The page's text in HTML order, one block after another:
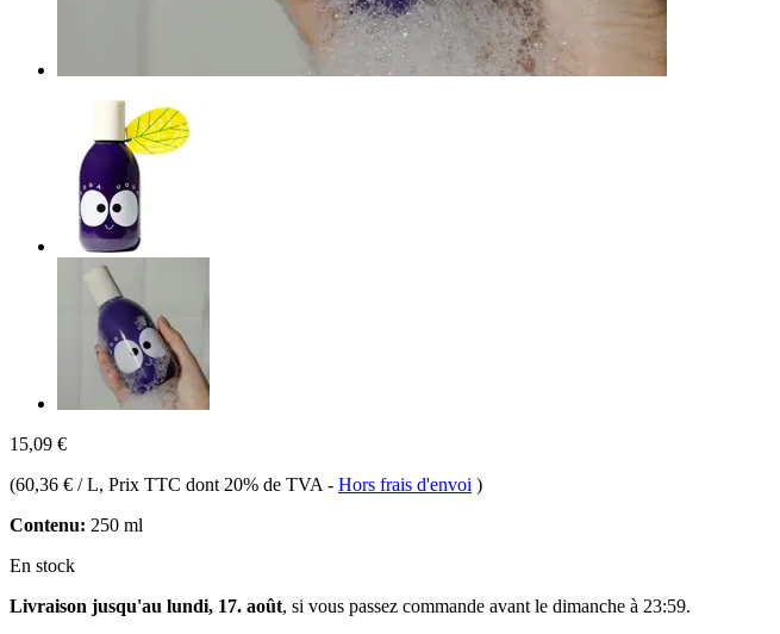
15,09 €
(60,36 € / L, Prix TTC dont 20% de TVA - Hors frais d'envoi )
Contenu: 250 ml
En stock
Livraison jusqu'au lundi, 17. août, si vous passez commande avant le dimanche à 23:59.